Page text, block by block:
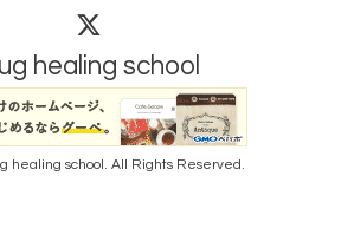
healing school
healing school . All Rights Reserved.